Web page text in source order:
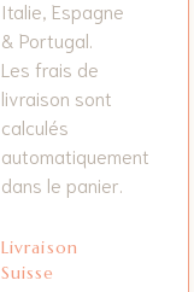
Italie, Espagne
& Portugal.
Les frais de
livraison sont
calculés
automatiquement
dans le panier.
Livraison
Suisse